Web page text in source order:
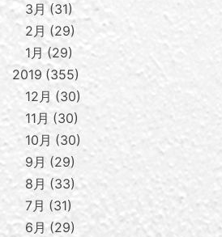
3月 31
2月
29
1月
29
2019 355
12月
30
11月
30
10月
30
9月
29
8月
33
7月
31
6月 29